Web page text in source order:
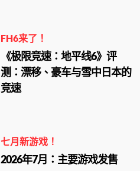
FH6来了！
《极限竞速：地平线6》评
测：漂移、豪车与雪中日本的
竞速
七月新游戏！
2026年7月：主要游戏发售